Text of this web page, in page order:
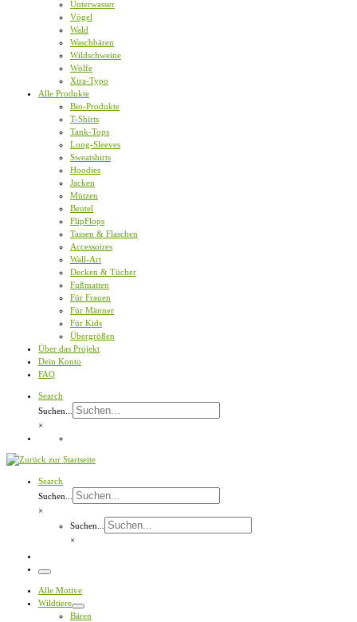
Unterwasser
Vögel
Wald
Waschbären
Wildschweine
Wölfe
Xtra-Typo
Alle Produkte
Bio-Produkte
T-Shirts
Tank-Tops
Long-Sleeves
Sweatshirts
Hoodies
Jacken
Mützen
Beutel
FlipFlops
Tassen & Flaschen
Accessoires
Wall-Art
Decken & Tücher
Fußmatten
Für Frauen
Für Männer
Für Kids
Übergrößen
Über das Projekt
Dein Konto
FAQ
Search
Suchen...
×
Search
Suchen...
×
Suchen...
×
Menü
Alle Motive
Wildtiere
Bären